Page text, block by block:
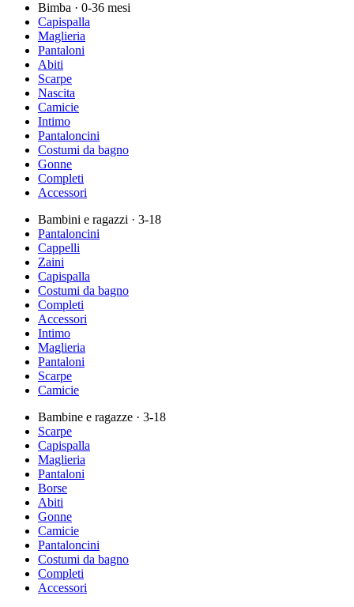
Bimba · 0-36 mesi
Capispalla
Maglieria
Pantaloni
Abiti
Scarpe
Nascita
Camicie
Intimo
Pantaloncini
Costumi da bagno
Gonne
Completi
Accessori
Bambini e ragazzi · 3-18
Pantaloncini
Cappelli
Zaini
Capispalla
Costumi da bagno
Completi
Accessori
Intimo
Maglieria
Pantaloni
Scarpe
Camicie
Bambine e ragazze · 3-18
Scarpe
Capispalla
Maglieria
Pantaloni
Borse
Abiti
Gonne
Camicie
Pantaloncini
Costumi da bagno
Completi
Accessori